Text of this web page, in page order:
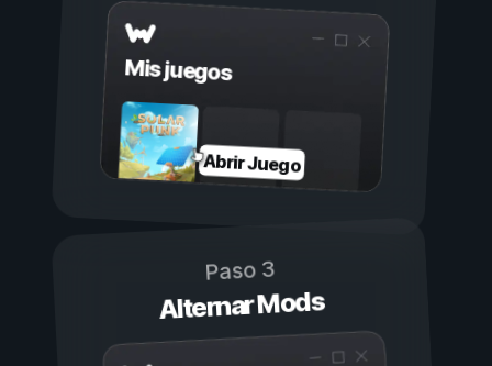
Mis juegos
Abrir Juego
Paso 3
Alternar Mods